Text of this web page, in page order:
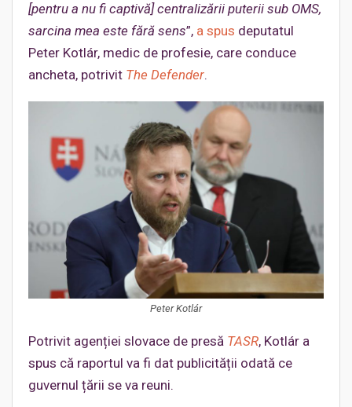
[pentru a nu fi captivă] centralizării puterii sub OMS,
sarcina mea este fără sens”, a spus deputatul
Peter Kotlár, medic de profesie, care conduce
ancheta, potrivit The Defender.
Peter Kotlár
Potrivit agenției slovace de presă TASR, Kotlár a
spus că raportul va fi dat publicității odată ce
guvernul țării se va reuni.